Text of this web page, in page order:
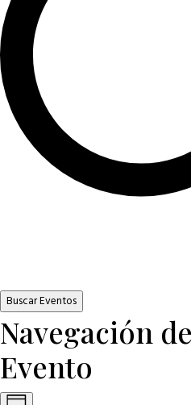
Buscar Eventos
Navegación
Evento